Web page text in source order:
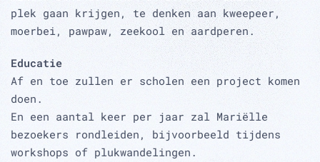
plek gaan krijgen, te denken aan kweepeer,
moerbei, pawpaw, zeekool en aardperen.
Educatie
Af en toe zullen er scholen een project komen
doen.
En een aantal keer per jaar zal Mariëlle
bezoekers rondleiden, bijvoorbeeld tijdens
workshops of plukwandelingen.